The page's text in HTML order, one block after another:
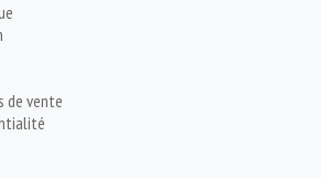
de vente